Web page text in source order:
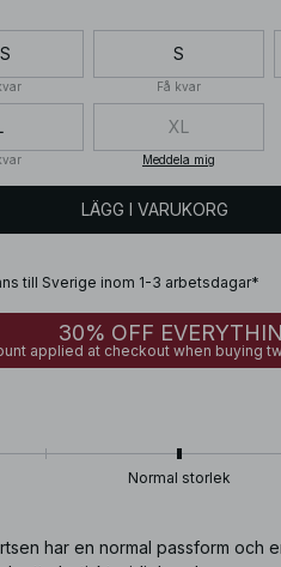
S
Få kvar
XL
Meddela mig
LÄGG I VARUKORG
till Sverige inom 1-3 arbetsdagar*
30% OFF
applied at checkout when buying
Normal storlek
har en normal passform och